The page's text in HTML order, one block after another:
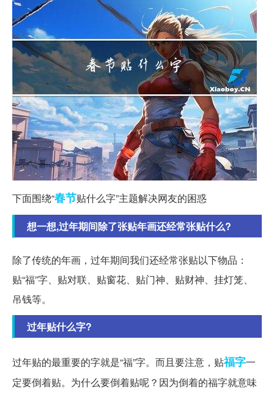
下面围绕“春节贴什么字”主题解决网友的困惑
想一想,过年期间除了张贴年画还经常张贴什么?
除了传统的年画，过年期间我们还经常张贴以下物品：
贴“福”字、贴对联、贴窗花、贴门神、贴财神、挂灯笼、
吊钱等。
过年贴什么字?
过年贴的最重要的字就是“福”字。而且要注意，贴福字一
定要倒着贴。为什么要倒着贴呢？因为倒着的福字就意味